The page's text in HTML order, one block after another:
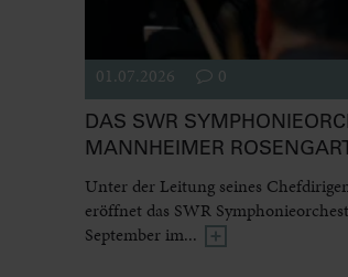
01.07.2026 0
DAS SWR
MANNHEIMER
Unter der Leitung seines
eröffnet das SWR
September im...